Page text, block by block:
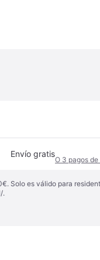
Envío gratis
O 3 pagos
Solo es válido para
.